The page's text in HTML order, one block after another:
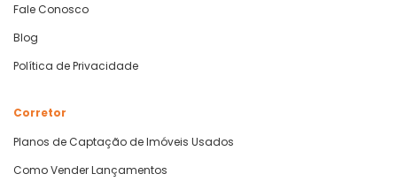
Fale Conosco
Blog
Política de Privacidade
Corretor
Planos de Captação de Imóveis Usados
Como Vender Lançamentos